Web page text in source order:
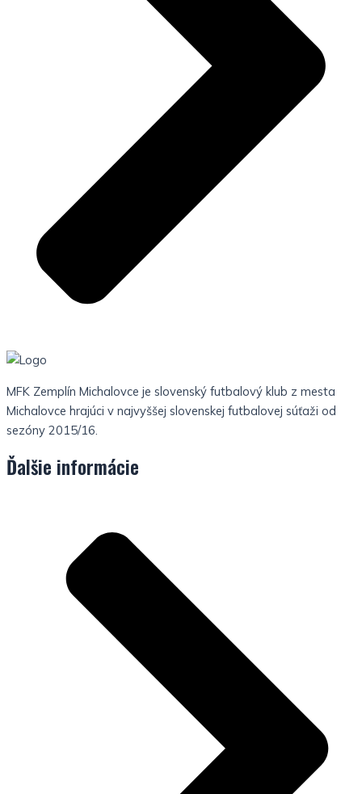
MFK Zemplín Michalovce je slovenský futbalový klub z mesta
Michalovce hrajúci v najvyššej slovenskej futbalovej súťaži od
sezóny 2015/16.
Ďalšie informácie